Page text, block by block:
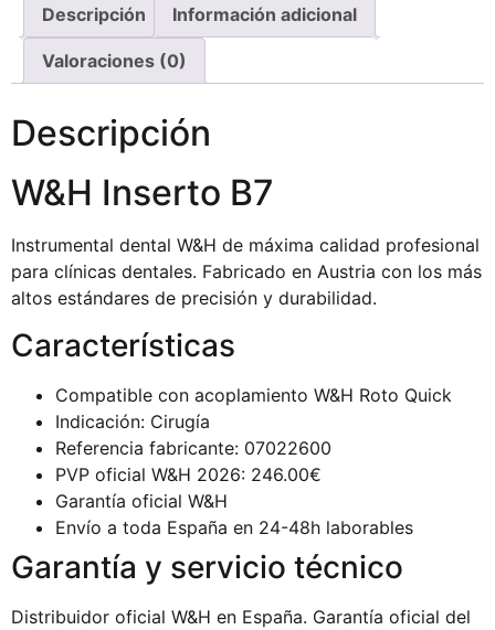
Descripción Información adicional
Valoraciones (0)
Descripción
W&H Inserto B7
Instrumental dental W&H de máxima calidad profesional
para clínicas dentales. Fabricado en Austria con los más
altos estándares de precisión y durabilidad.
Características
Compatible con acoplamiento W&H Roto Quick
Indicación: Cirugía
Referencia fabricante: 07022600
PVP oficial W&H 2026: 246.00€
Garantía oficial W&H
Envío a toda España en 24-48h laborables
Garantía y servicio técnico
Distribuidor oficial W&H en España. Garantía oficial del